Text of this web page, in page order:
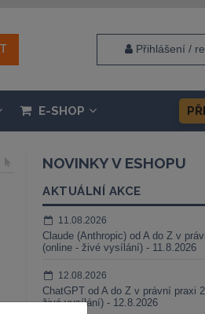
Přihlášení /
E-SHOP
NOVINKY V ESHOPU
AKTUÁLNÍ AKCE
11.08.2026
Claude (Anthropic) od A do Z v
(online - živé vysílání) - 11.8.2026
12.08.2026
ChatGPT od A do Z v právní praxi
živé vysílání) - 12.8.2026